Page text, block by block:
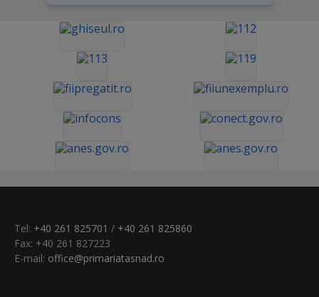
Tel: +40 261 825701 / +40 261 825860
Fax: +40 261 827223
E-mail: office@primariatasnad.ro